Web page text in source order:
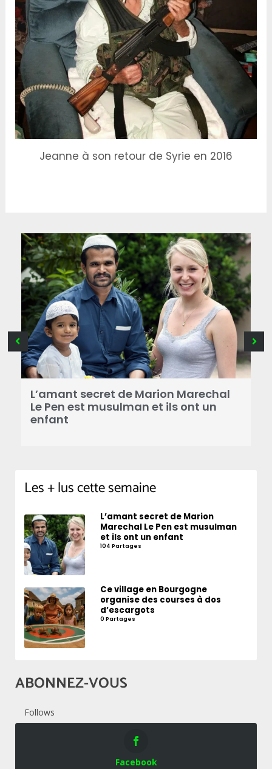
Jeanne à son retour de Syrie en 2016
L’amant secret de Marion Marechal
Le Pen est musulman et ils ont un
enfant
Les + lus cette semaine
L’amant secret de Marion
Marechal Le Pen est musulman
et ils ont un enfant
104 Partages
Ce village en Bourgogne
organise des courses à dos
d’escargots
0 Partages
ABONNEZ-VOUS
Follows
Facebook